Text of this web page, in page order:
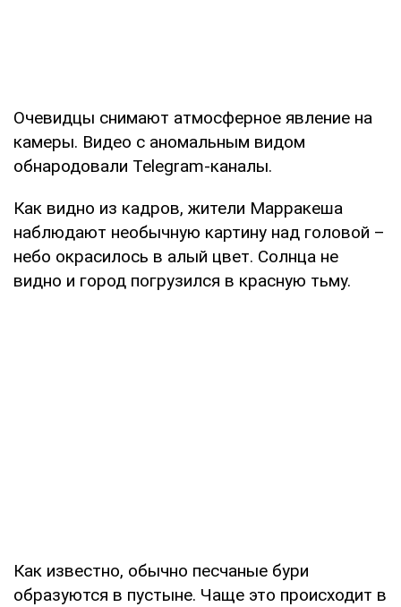
Очевидцы снимают атмосферное явление на
камеры. Видео с аномальным видом
обнародовали Telegram-каналы.
Как видно из кадров, жители Марракеша
наблюдают необычную картину над головой –
небо окрасилось в алый цвет. Солнца не
видно и город погрузился в красную тьму.
Как известно, обычно песчаные бури
образуются в пустыне. Чаще это происходит в